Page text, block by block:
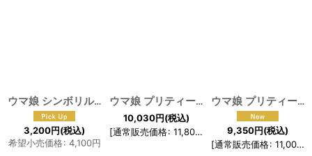
ウマ娘 シンボリルドルフ コスプレウィッグ 耳付き [F-1111]
3,200円(税込)
希望小売価格: 4,100円
ウマ娘 プリティーダービー 勝負服 スペシャルウィーク コスプレ衣装
10,030円(税込)
[通常販売価格: 11,800 円
ウマ娘 プリティーダービー 制服 全員 コスプレ衣装
9,350円(税込)
[通常販売価格: 11,000 円